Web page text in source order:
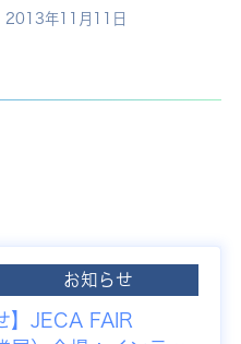
2013年11月11日
お知らせ
】JECA FAIR